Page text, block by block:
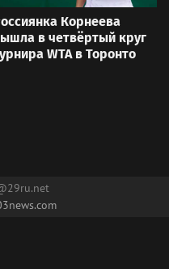
Корнеева
в четвёртый круг
WTA в Торонто